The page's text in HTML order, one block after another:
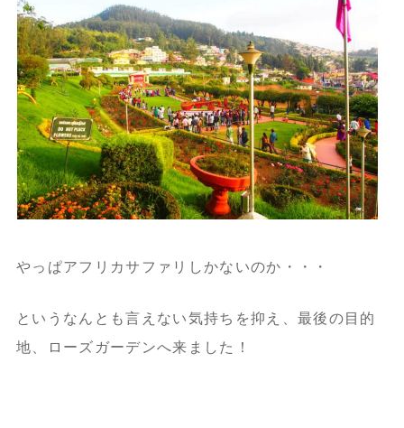
やっぱアフリカサファリしかないのか・・・
というなんとも言えない気持ちを抑え、最後の目的
地、ローズガーデンへ来ました！